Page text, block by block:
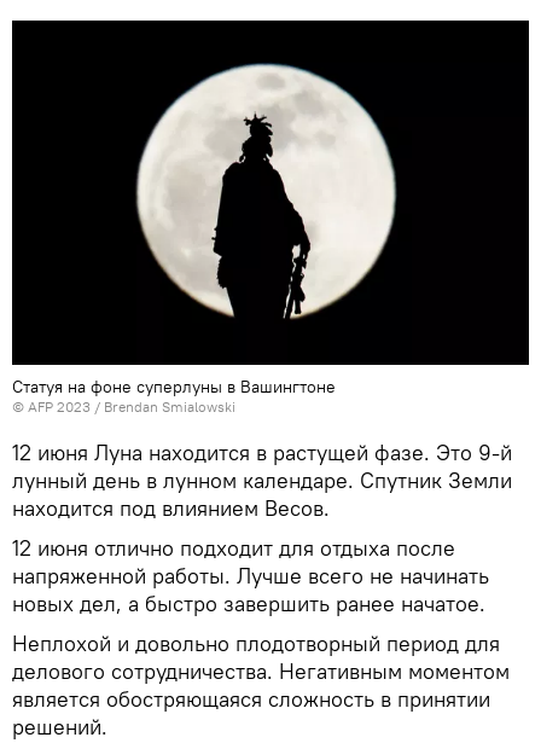
Статуя на фоне суперлуны в Вашингтоне
© AFP 2023 / Brendan Smialowski
12 июня Луна находится в растущей фазе. Это 9-й
лунный день в лунном календаре. Спутник Земли
находится под влиянием Весов.
12 июня отлично подходит для отдыха после
напряженной работы. Лучше всего не начинать
новых дел, а быстро завершить ранее начатое.
Неплохой и довольно плодотворный период для
делового сотрудничества. Негативным моментом
является обостряющаяся сложность в принятии
решений.